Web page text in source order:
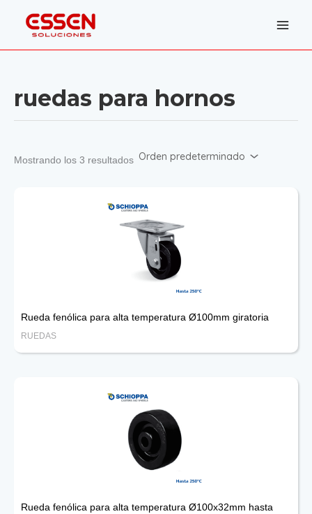
ruedas para hornos
Mostrando los 3 resultados
Rueda fenólica para alta temperatura Ø100mm giratoria
RUEDAS
Rueda fenólica para alta temperatura Ø100x32mm hasta